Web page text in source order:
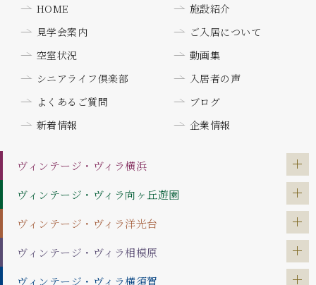
HOME
施設紹介
見学会案内
ご入居について
空室状況
動画集
シニアライフ倶楽部
入居者の声
よくあるご質問
ブログ
新着情報
企業情報
ヴィンテージ・ヴィラ横浜
ヴィンテージ・ヴィラ向ヶ丘遊園
ヴィンテージ・ヴィラ洋光台
ヴィンテージ・ヴィラ相模原
ヴィンテージ・ヴィラ横須賀